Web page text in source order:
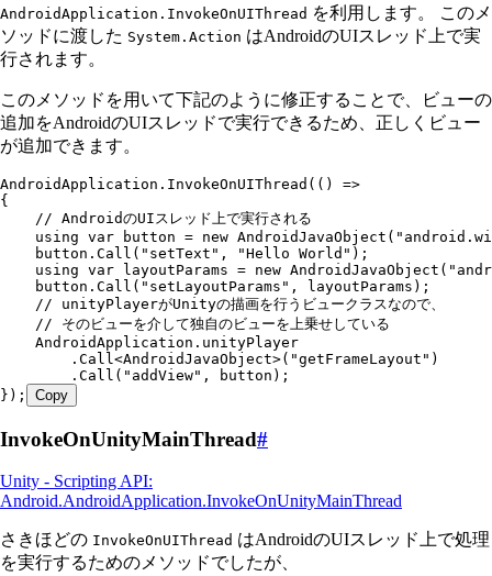
AndroidApplication.InvokeOnUIThread を利用します。 このメ
ソッドに渡した System.Action はAndroidのUIスレッド上で実
行されます。
このメソッドを用いて下記のように修正することで、ビューの
追加をAndroidのUIスレッドで実行できるため、正しくビュー
が追加できます。
AndroidApplication . InvokeOnUIThread (() =>
{
    // AndroidのUIスレッド上で実行される
    using
var button = new AndroidJavaObject ( "
    button
. Call ( " setText " , "Hello World " );
    using
var layoutParams = new AndroidJavaObject ( "
    button
. Call ( " setLayoutParams " ,
layoutParams);
    // unityPlayerがUnityの描画を行うビュークラスなので、
    // そのビューを介して独自のビューを上乗せしている
    AndroidApplication
. unityPlayer
        .
Call <AndroidJavaObject>( "getFrameLayout " )
        .
Call ( " addView" ,
button);
});
Copy
InvokeOnUnityMainThread#
Unity - Scripting API:
Android.AndroidApplication.InvokeOnUnityMainThread
さきほどの InvokeOnUIThread はAndroidのUIスレッド上で処理
を実行するためのメソッドでしたが、